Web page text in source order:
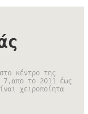
κέντρο της
7,απο το 2011 έως
χειροποίητα